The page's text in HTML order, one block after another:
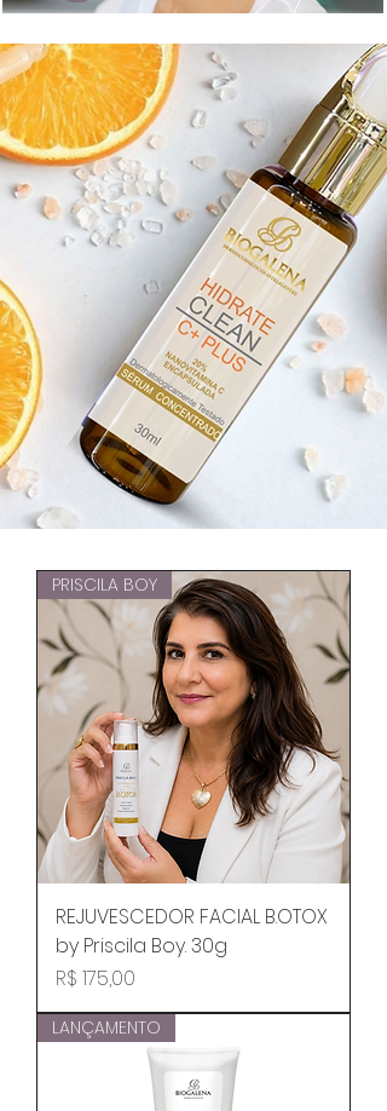
PRISCILA BOY
REJUVESCEDOR FACIAL B.OTOX
by Priscila Boy. 30g
Preço
R$ 175,00
LANÇAMENTO